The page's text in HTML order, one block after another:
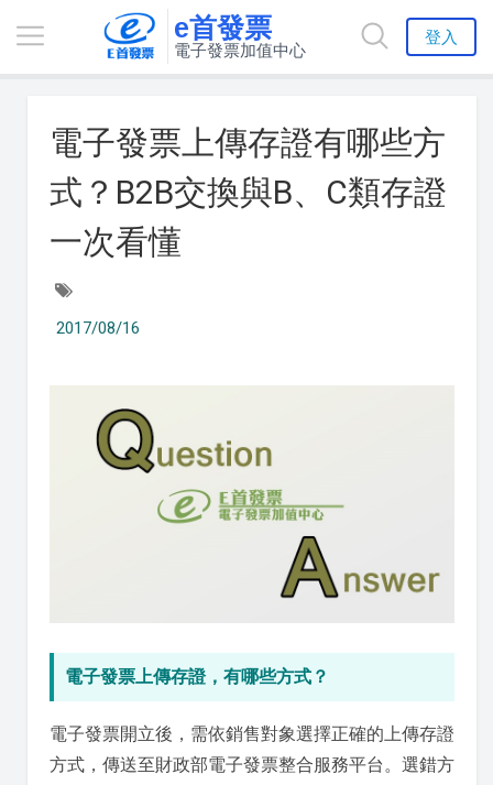
e首發票
電子發票加值中心
登入
電子發票上傳存證有哪些方
式？B2B交換與B、C類存證
一次看懂
2017/08/16
電子發票上傳存證，有哪些方式？
電子發票開立後，需依銷售對象選擇正確的上傳存證
方式，傳送至財政部電子發票整合服務平台。選錯方